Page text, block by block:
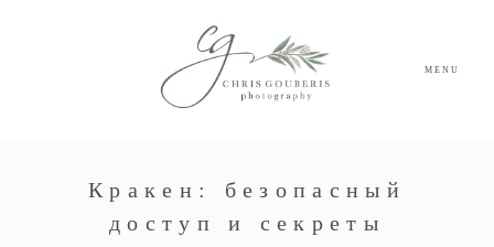
MENU
Кракен: безопасный
доступ и секреты